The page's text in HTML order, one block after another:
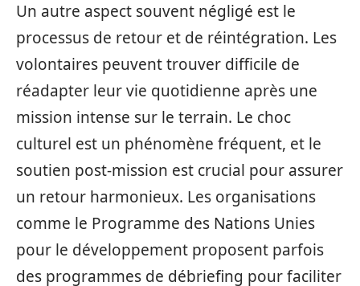
Un autre aspect souvent négligé est le
processus de retour et de réintégration. Les
volontaires peuvent trouver difficile de
réadapter leur vie quotidienne après une
mission intense sur le terrain. Le choc
culturel est un phénomène fréquent, et le
soutien post-mission est crucial pour assurer
un retour harmonieux. Les organisations
comme le Programme des Nations Unies
pour le développement proposent parfois
des programmes de débriefing pour faciliter